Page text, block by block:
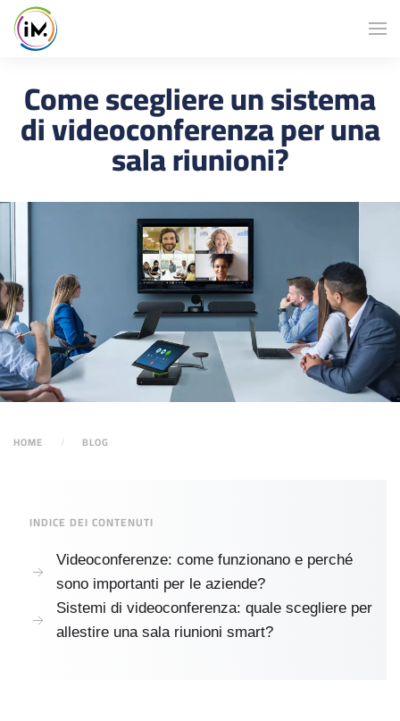
Come scegliere un sistema
di videoconferenza per una
sala riunioni?
HOME BLOG
INDICE DEI CONTENUTI
Videoconferenze: come funzionano e perché
sono importanti per le aziende?
Sistemi di videoconferenza: quale scegliere per
allestire una sala riunioni smart?